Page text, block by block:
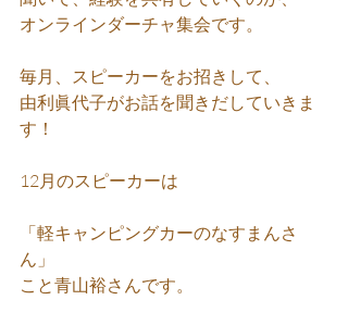
オンラインダーチャ集会です。
毎月、スピーカーをお招きして、
由利眞代子がお話を聞きだしていきま
す！
12月のスピーカーは
「軽キャンピングカーのなすまんさ
ん」
こと青山裕さんです。